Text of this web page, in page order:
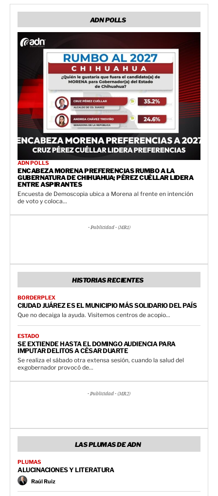
ADN POLLS
ADN POLLS
ENCABEZA MORENA PREFERENCIAS RUMBO A LA
GUBERNATURA DE CHIHUAHUA; PÉREZ CUÉLLAR LIDERA
ENTRE ASPIRANTES
Encuesta de Demoscopia ubica a Morena al frente en intención
de voto y coloca...
- Publicidad - (MR1)
HISTORIAS RECIENTES
BORDERPLEX
CIUDAD JUÁREZ ES EL MUNICIPIO MÁS SOLIDARIO DEL PAÍS
Que no decaiga la ayuda. Visitemos centros de acopio...
ESTADO
SE EXTIENDE HASTA EL DOMINGO AUDIENCIA PARA
IMPUTAR DELITOS A CÉSAR DUARTE
Se realiza el sábado otra extensa sesión, cuando la salud del
exgobernador provocó de...
- Publicidad - (MR2)
LAS PLUMAS DE ADN
PLUMAS
ALUCINACIONES Y LITERATURA
Raúl Ruiz